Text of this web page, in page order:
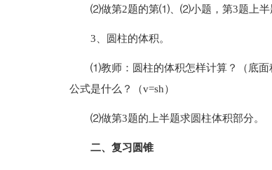
⑵做第2题的第⑴、⑵小题，第3题上半
3、圆柱的体积。
⑴教师：圆柱的体积怎样计算？（底面
公式是什么？（v=sh）
⑵做第3题的上半题求圆柱体积部分。
二、复习圆锥